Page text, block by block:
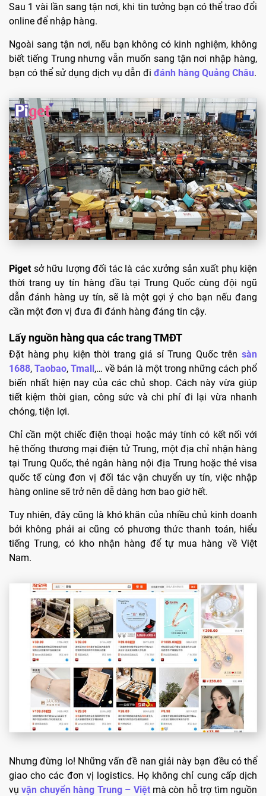
Sau 1 vài lần sang tận nơi, khi tin tưởng bạn có thể trao đổi
online để nhập hàng.
Ngoài sang tận nơi, nếu bạn không có kinh nghiệm, không
biết tiếng Trung nhưng vẫn muốn sang tận nơi nhập hàng,
bạn có thể sử dụng dịch vụ dẫn đi đánh hàng Quảng Châu.
Pigetsở hữu lượng đối tác là các xưởng sản xuất phụ kiện
thời trang uy tín hàng đầu tại Trung Quốc cùng đội ngũ
dẫn đánh hàng uy tín, sẽ là một gợi ý cho bạn nếu đang
cần một đơn vị đưa đi đánh hàng đáng tin cậy.
Lấy nguồn hàng qua các trang TMĐT
Đặt hàng phụ kiện thời trang giá sỉ Trung Quốc trên sàn
1688, Taobao, Tmall ,… về bán là một trong những cách phổ
biến nhất hiện nay của các chủ shop. Cách này vừa giúp
tiết kiệm thời gian, công sức và chi phí đi lại vừa nhanh
chóng, tiện lợi.
Chỉ cần một chiếc điện thoại hoặc máy tính có kết nối với
hệ thống thương mại điện tử Trung, một địa chỉ nhận hàng
tại Trung Quốc, thẻ ngân hàng nội địa Trung hoặc thẻ visa
quốc tế cùng đơn vị đối tác vận chuyển uy tín, việc nhập
hàng online sẽ trở nên dễ dàng hơn bao giờ hết.
Tuy nhiên, đây cũng là khó khăn của nhiều chủ kinh doanh
bởi không phải ai cũng có phương thức thanh toán, hiểu
tiếng Trung, có kho nhận hàng để tự mua hàng về Việt
Nam.
Nhưng đừng lo! Những vấn đề nan giải này bạn đều có thể
giao cho các đơn vị logistics. Họ không chỉ cung cấp dịch
vụvận chuyển hàng Trung – Việtmà còn hỗ trợ tìm nguồn